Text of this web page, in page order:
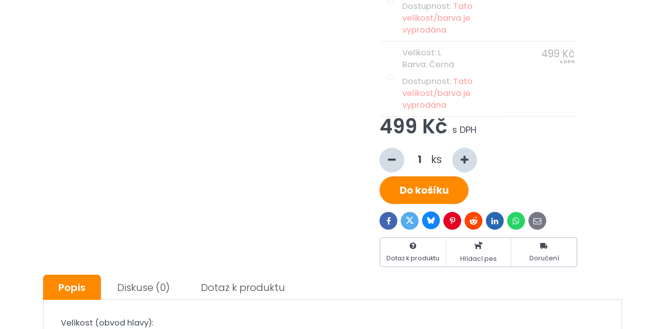
Dostupnost: Tato
velikost/barva je
vyprodána
Velikost: L
Barva: Černá
Dostupnost: Tato
velikost/barva je
vyprodána
499 Kč
s DPH
499 Kč s DPH
ks
Do košíku
FacebookTwitterBlueskyPinterestRedditLinkedInWhatsApp
E-
mail
Dotaz k produktu Hlídací pes Doručení
Popis Diskuse (0) Dotaz k produktu
Velikost (obvod hlavy):